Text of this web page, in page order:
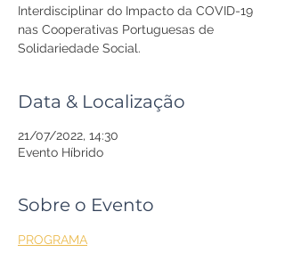
Interdisciplinar do Impacto da COVID-19
nas Cooperativas Portuguesas de
Solidariedade Social.
Data & Localização
21/07/2022, 14:30
Evento Híbrido
Sobre o Evento
PROGRAMA